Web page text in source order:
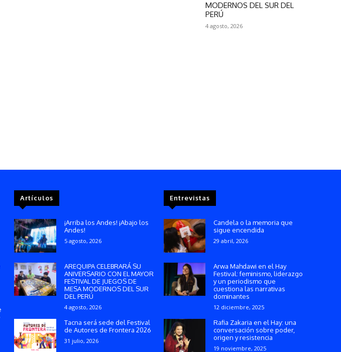
MODERNOS DEL SUR DEL
PERÚ
4 agosto, 2026
Artículos
¡Arriba los Andes! ¡Abajo los
Andes!
5 agosto, 2026
AREQUIPA CELEBRARÁ SU
ANIVERSARIO CON EL MAYOR
FESTIVAL DE JUEGOS DE
MESA MODERNOS DEL SUR
DEL PERÚ
4 agosto, 2026
Tacna será sede del Festival
de Autores de Frontera 2026
31 julio, 2026
Entrevistas
Candela o la memoria que
sigue encendida
29 abril, 2026
Arwa Mahdawi en el Hay
Festival: feminismo, liderazgo
y un periodismo que
cuestiona las narrativas
dominantes
12 diciembre, 2025
Rafia Zakaria en el Hay: una
conversación sobre poder,
origen y resistencia
19 noviembre, 2025